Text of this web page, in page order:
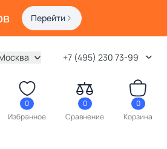
Перейти
+7 (495) 230 73-99
0
Избранное
0
Сравнение
0
Корзина